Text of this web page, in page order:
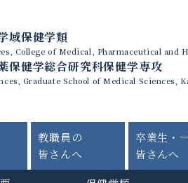
域保健学類
College of Medical, Pharmaceutical and
保健学総合研究科保健学専攻
Graduate School of Medical Sciences,
教職員の
皆さんへ
卒業生・
皆さんへ